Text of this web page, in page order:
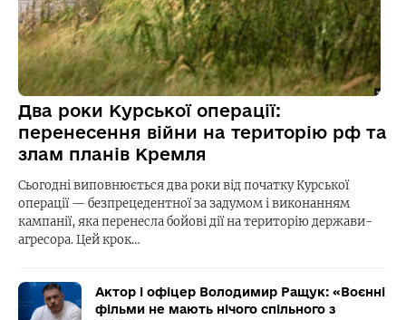
Два роки Курської операції:
перенесення війни на територію рф та
злам планів Кремля
Сьогодні виповнюється два роки від початку Курської
операції — безпрецедентної за задумом і виконанням
кампанії, яка перенесла бойові дії на територію держави-
агресора. Цей крок…
Актор і офіцер Володимир Ращук: «Воєнні
фільми не мають нічого спільного з